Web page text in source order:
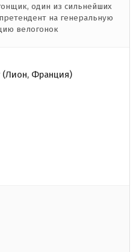
один из сильнейших
на генеральную
велогонок
(Лион, Франция)